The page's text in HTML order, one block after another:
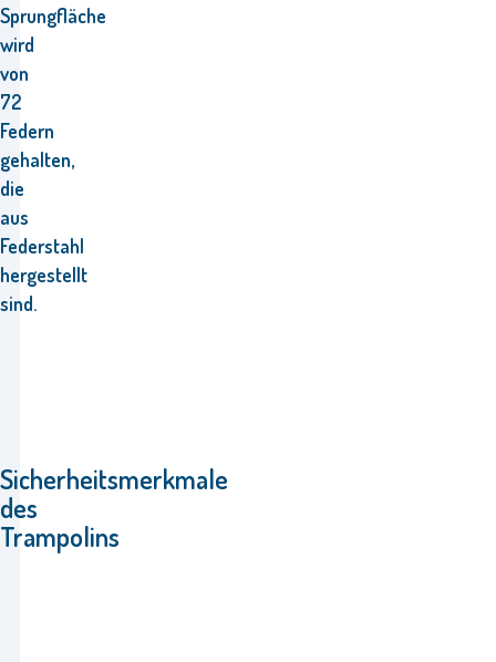
Sprungfläche
wird
von
72
Federn
gehalten,
die
aus
Federstahl
hergestellt
sind.
Sicherheitsmerkmale
des
Trampolins